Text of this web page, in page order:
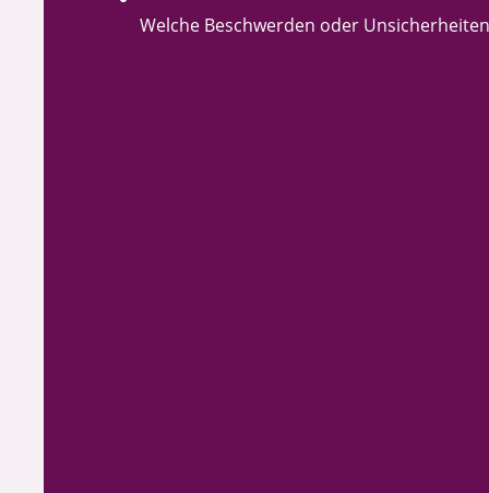
Welche Beschwerden oder